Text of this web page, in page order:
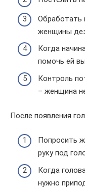
Обработать
женщины
Когда
помочь ей
Контроль
– женщина
После появления
Попросить
руку под
Когда
нужно